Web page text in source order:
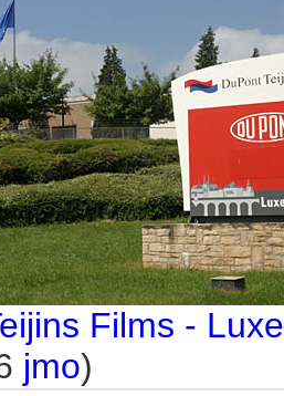
Films -
jmo)